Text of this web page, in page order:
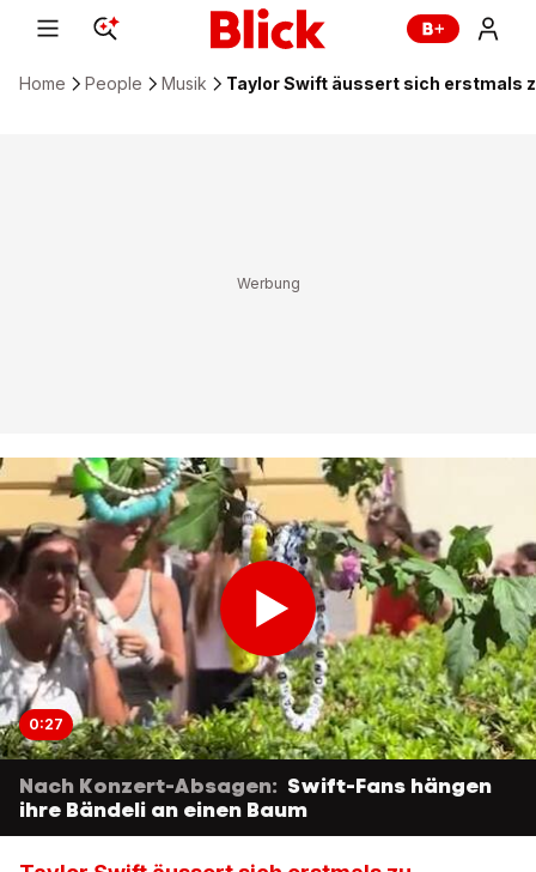
Home People Musik Taylor Swift äussert sich erstmals
0:27
Nach Konzert-Absagen: Swift-Fans hängen
ihre Bändeli an einen Baum